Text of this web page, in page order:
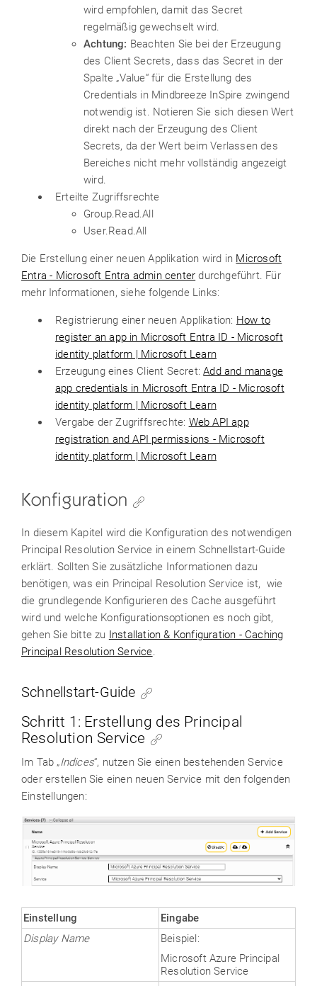
wird empfohlen, damit das Secret
regelmäßig gewechselt wird.
Achtung: Beachten Sie bei der Erzeugung
des Client Secrets, dass das Secret in der
Spalte „Value“ für die Erstellung des
Credentials in Mindbreeze InSpire zwingend
notwendig ist. Notieren Sie sich diesen Wert
direkt nach der Erzeugung des Client
Secrets, da der Wert beim Verlassen des
Bereiches nicht mehr vollständig angezeigt
wird.
Erteilte Zugriffsrechte
Group.Read.All
User.Read.All
Die Erstellung einer neuen Applikation wird in Microsoft
Entra - Microsoft Entra admin center durchgeführt. Für
mehr Informationen, siehe folgende Links:
Registrierung einer neuen Applikation: How to
register an app in Microsoft Entra ID - Microsoft
identity platform | Microsoft Learn
Erzeugung eines Client Secret:Add and manage
app credentials in Microsoft Entra ID - Microsoft
identity platform | Microsoft Learn
Vergabe der Zugriffsrechte: Web API app
registration and API permissions - Microsoft
identity platform | Microsoft Learn
Konfiguration
In diesem Kapitel wird die Konfiguration des notwendigen
Principal Resolution Service in einem Schnellstart-Guide
erklärt. Sollten Sie zusätzliche Informationen dazu
benötigen, was ein Principal Resolution Service ist, wie
die grundlegende Konfigurieren des Cache ausgeführt
wird und welche Konfigurationsoptionen es noch gibt,
gehen Sie bitte zu Installation & Konfiguration - Caching
Principal Resolution Service.
Schnellstart-Guide
Schritt 1: Erstellung des Principal
Resolution Service
Im Tab „Indices“, nutzen Sie einen bestehenden Service
oder erstellen Sie einen neuen Service mit den folgenden
Einstellungen:
Einstellung
Eingabe
Display Name
Beispiel:
Microsoft Azure Principal
Resolution Service